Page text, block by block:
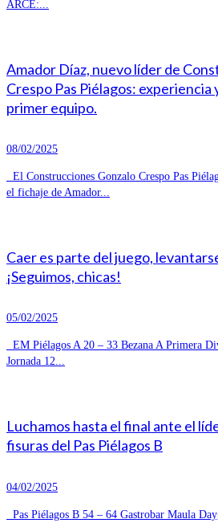
ARCE:...
Amador Díaz, nuevo líder de
Crespo Pas Piélagos: experiencia
primer equipo.
08/02/2025
El Construcciones Gonzalo Crespo Pas
el fichaje de Amador...
Caer es parte del juego,
¡Seguimos, chicas!
05/02/2025
EM Piélagos A 20 – 33 Bezana A Primera
Jornada 12...
Luchamos hasta el final ante el
fisuras del Pas Piélagos B
04/02/2025
Pas Piélagos B 54 – 64 Gastrobar Maula